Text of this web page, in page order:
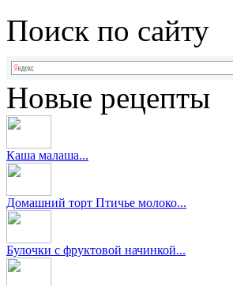
Поиск по сайту
Новые рецепты
Каша малаша...
Домашний торт Птичье молоко...
Булочки с фруктовой начинкой...